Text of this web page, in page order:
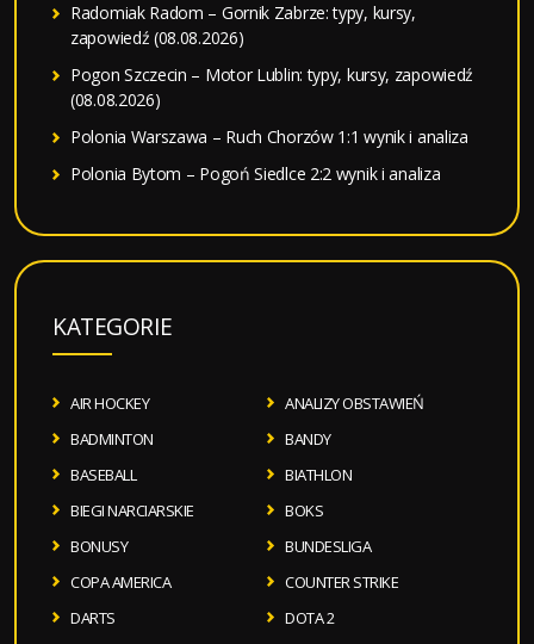
Radomiak Radom – Gornik Zabrze: typy, kursy,
zapowiedź (08.08.2026)
Pogon Szczecin – Motor Lublin: typy, kursy, zapowiedź
(08.08.2026)
Polonia Warszawa – Ruch Chorzów 1:1 wynik i analiza
Polonia Bytom – Pogoń Siedlce 2:2 wynik i analiza
KATEGORIE
AIR HOCKEY
ANALIZY OBSTAWIEŃ
BADMINTON
BANDY
BASEBALL
BIATHLON
BIEGI NARCIARSKIE
BOKS
BONUSY
BUNDESLIGA
COPA AMERICA
COUNTER STRIKE
DARTS
DOTA 2